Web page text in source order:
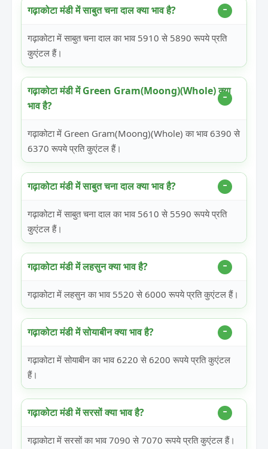
गढ़ाकोटा मंडी में साबुत चना दाल क्या भाव है?
गढ़ाकोटा में साबुत चना दाल का भाव 5910 से 5890 रूपये प्रति
कुएंटल हैं।
गढ़ाकोटा मंडी में Green Gram(Moong)(Whole) क्या
भाव है?
गढ़ाकोटा में Green Gram(Moong)(Whole) का भाव 6390 से
6370 रूपये प्रति कुएंटल हैं।
गढ़ाकोटा मंडी में साबुत चना दाल क्या भाव है?
गढ़ाकोटा में साबुत चना दाल का भाव 5610 से 5590 रूपये प्रति
कुएंटल हैं।
गढ़ाकोटा मंडी में लहसुन क्या भाव है?
गढ़ाकोटा में लहसुन का भाव 5520 से 6000 रूपये प्रति कुएंटल हैं।
गढ़ाकोटा मंडी में सोयाबीन क्या भाव है?
गढ़ाकोटा में सोयाबीन का भाव 6220 से 6200 रूपये प्रति कुएंटल
हैं।
गढ़ाकोटा मंडी में सरसों क्या भाव है?
गढ़ाकोटा में सरसों का भाव 7090 से 7070 रूपये प्रति कुएंटल हैं।